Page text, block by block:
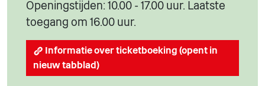
Openingstijden: 10.00 - 17.00 uur. Laatste
toegang om 16.00 uur.
Informatie over ticketboeking (opent in
nieuw tabblad)